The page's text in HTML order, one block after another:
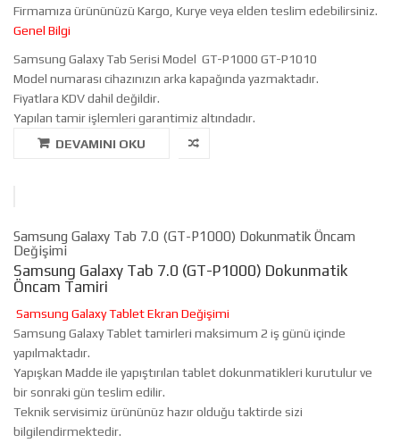
Firmamıza ürününüzü Kargo, Kurye veya elden teslim edebilirsiniz.
Genel Bilgi
Samsung Galaxy Tab Serisi Model GT-P1000 GT-P1010
Model numarası cihazınızın arka kapağında yazmaktadır.
Fiyatlara KDV dahil değildir.
Yapılan tamir işlemleri garantimiz altındadır.
DEVAMINI OKU
Samsung Galaxy Tab 7.0 (GT-P1000) Dokunmatik Öncam
Değişimi
Samsung Galaxy Tab 7.0 (GT-P1000) Dokunmatik
Öncam Tamiri
Samsung Galaxy Tablet Ekran Değişimi
Samsung Galaxy Tablet tamirleri maksimum 2 iş günü içinde
yapılmaktadır.
Yapışkan Madde ile yapıştırılan tablet dokunmatikleri kurutulur ve
bir sonraki gün teslim edilir.
Teknik servisimiz ürününüz hazır olduğu taktirde sizi
bilgilendirmektedir.